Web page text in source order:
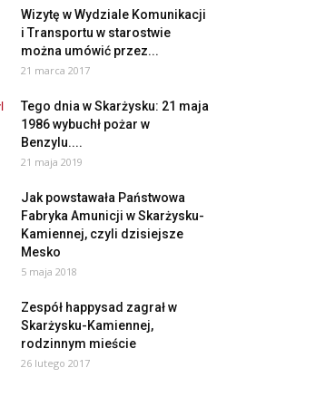
Wizytę w Wydziale Komunikacji
i Transportu w starostwie
można umówić przez...
21 marca 2017
Tego dnia w Skarżysku: 21 maja
1986 wybuchł pożar w
Benzylu....
21 maja 2019
Jak powstawała Państwowa
Fabryka Amunicji w Skarżysku-
Kamiennej, czyli dzisiejsze
Mesko
5 maja 2018
Zespół happysad zagrał w
Skarżysku-Kamiennej,
rodzinnym mieście
26 lutego 2017